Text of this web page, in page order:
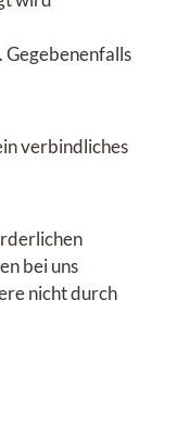
Gegebenenfalls
verbindliches
bei uns
nicht durch